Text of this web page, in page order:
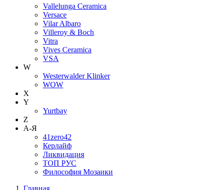
Vallelunga Ceramica
Versace
Vilar Albaro
Villeroy & Boch
Vitra
Vives Ceramica
VSA
W
Westerwalder Klinker
WOW
X
Y
Yurtbay
Z
А-Я
41zero42
Керлайф
Ликвидация
ТОП РУС
Философия Мозаики
Главная